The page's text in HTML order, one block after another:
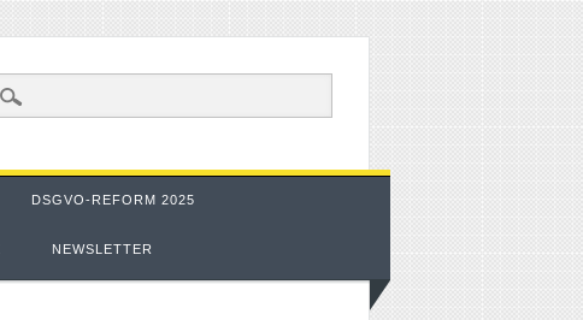
DSGVO-REFORM 2025
NEWSLETTER